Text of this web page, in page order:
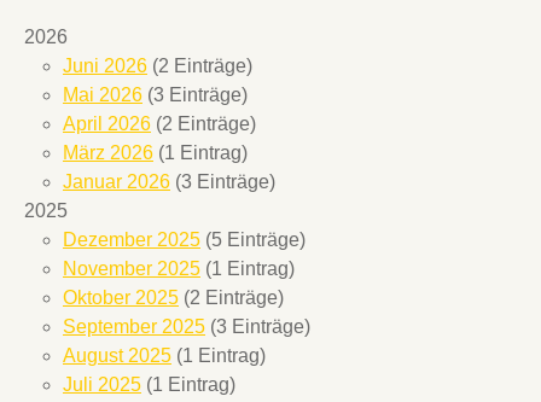
2026
Juni 2026 (2 Einträge)
Mai 2026 (3 Einträge)
April 2026 (2 Einträge)
März 2026 (1 Eintrag)
Januar 2026 (3 Einträge)
2025
Dezember 2025 (5 Einträge)
November 2025 (1 Eintrag)
Oktober 2025 (2 Einträge)
September 2025 (3 Einträge)
August 2025 (1 Eintrag)
Juli 2025 (1 Eintrag)